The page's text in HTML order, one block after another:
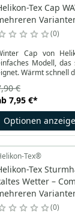
Tex Cap
0
Cap von
Modell,
Wärmt schnell
Fleece
an Ihre
7,95 €*
€
Optionen
Tex®
Tex
Wetter –
0